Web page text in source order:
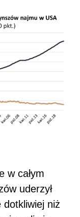
w całym
uderzył
dotkliwiej niż